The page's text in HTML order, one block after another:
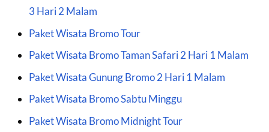
3 Hari 2 Malam
Paket Wisata Bromo Tour
Paket Wisata Bromo Taman Safari 2 Hari 1 Malam
Paket Wisata Gunung Bromo 2 Hari 1 Malam
Paket Wisata Bromo Sabtu Minggu
Paket Wisata Bromo Midnight Tour